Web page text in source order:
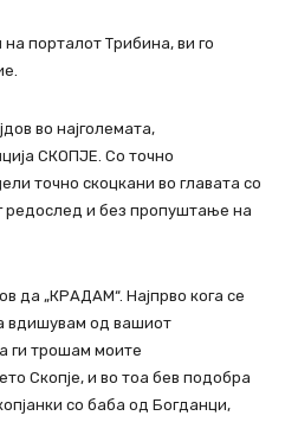
на порталот Трибина, ви го
во најголемата,
СКОПЈЕ. Со точно
точно скоцкани во главата со
редослед и без пропуштање на
да „КРАДАМ“. Најпрво кога се
вдишувам од вашиот
ги трошам моите
Скопје, и во тоа бев подобра
со баба од Богданци,